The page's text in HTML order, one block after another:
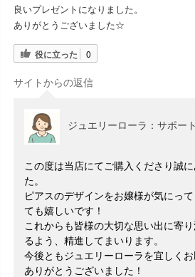
良いプレゼントになりました。
ありがとうございました☆
役に立った 0
サイトからの返信
ジュエリーローラ：サポー
この度は当店にてご購入くださり誠
た。
ピアスのデザインをお嬢様が気にっ
ても嬉しいです！
これからも皆様の大切な思い出に寄
るよう、精進してまいります。
今後ともジュエリーローラを宜しくお
ありがとうございました！